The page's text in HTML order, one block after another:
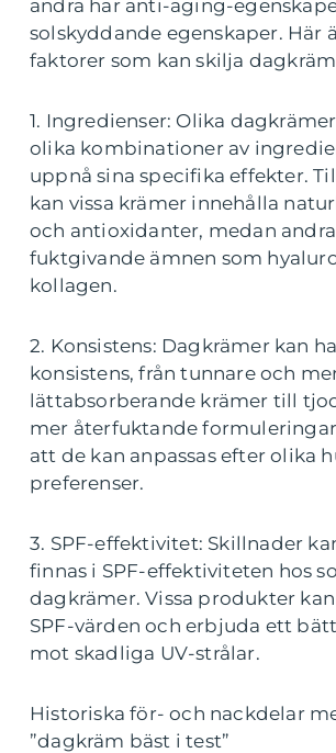
andra har anti-aging-
solskyddande egenskaper. Här
faktorer som kan skilja
1. Ingredienser: Olika
olika kombinationer av
uppnå sina specifika effekter.
kan vissa krämer innehålla
och antioxidanter, medan
fuktgivande ämnen som
kollagen.
2. Konsistens: Dagkrämer kan
konsistens, från tunnare och
lättabsorberande krämer till
mer återfuktande
att de kan anpassas efter olika
preferenser.
3. SPF-effektivitet: Skillnader
finnas i SPF-effektiviteten hos
dagkrämer. Vissa produkter
SPF-värden och erbjuda ett
mot skadliga UV-strålar.
Historiska för- och nackdelar
”dagkräm bäst i test”